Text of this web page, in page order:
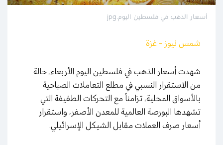
أسعار الذهب في فلسطين اليوم.jpg
شمس نيوز - غزة
شهدت أسعار الذهب في فلسطين اليوم الأربعاء، حالة
من الاستقرار النسبي في مطلع التعاملات الصباحية
بالأسواق المحلية، تزامناً مع التحركات الطفيفة التي
تشهدها البورصة العالمية للمعدن الأصفر، واستقرار
أسعار صرف العملات مقابل الشيكل الإسرائيلي.